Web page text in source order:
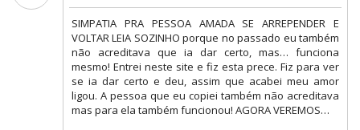
SIMPATIA PRA PESSOA AMADA SE ARREPENDER E
VOLTAR LEIA SOZINHO porque no passado eu também
não acreditava que ia dar certo, mas… funciona
mesmo! Entrei neste site e fiz esta prece. Fiz para ver
se ia dar certo e deu, assim que acabei meu amor
ligou. A pessoa que eu copiei também não acreditava
mas para ela também funcionou! AGORA VEREMOS…